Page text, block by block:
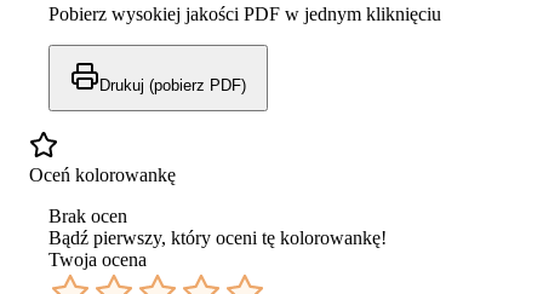
Pobierz wysokiej jakości PDF w jednym kliknięciu
Drukuj (pobierz PDF)
Oceń kolorowankę
Brak ocen
Bądź pierwszy, który oceni tę kolorowankę!
Twoja ocena